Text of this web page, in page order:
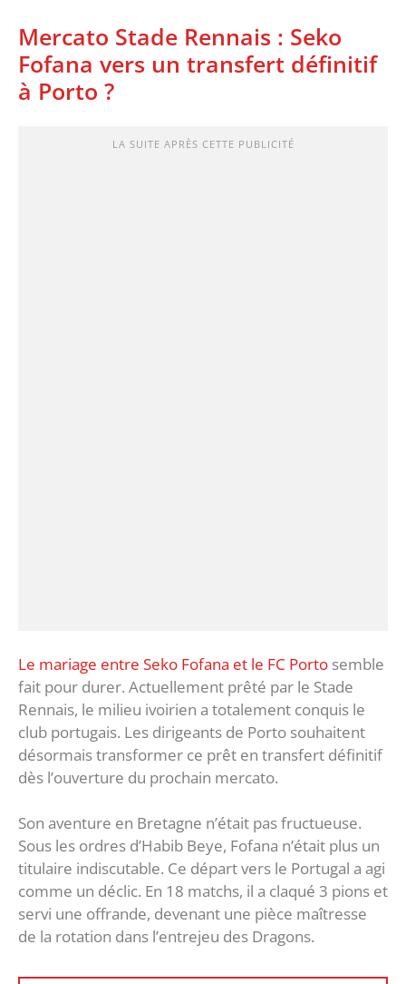
Mercato Stade Rennais : Seko
Fofana vers un transfert définitif
à Porto ?
LA SUITE APRÈS CETTE PUBLICITÉ
Le mariage entre Seko Fofana et le FC Porto semble
fait pour durer. Actuellement prêté par le Stade
Rennais, le milieu ivoirien a totalement conquis le
club portugais. Les dirigeants de Porto souhaitent
désormais transformer ce prêt en transfert définitif
dès l’ouverture du prochain mercato.
Son aventure en Bretagne n’était pas fructueuse.
Sous les ordres d’Habib Beye, Fofana n’était plus un
titulaire indiscutable. Ce départ vers le Portugal a agi
comme un déclic. En 18 matchs, il a claqué 3 pions et
servi une offrande, devenant une pièce maîtresse
de la rotation dans l’entrejeu des Dragons.